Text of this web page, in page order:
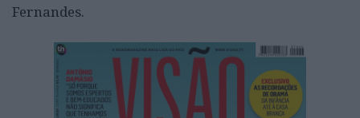
Fernandes.